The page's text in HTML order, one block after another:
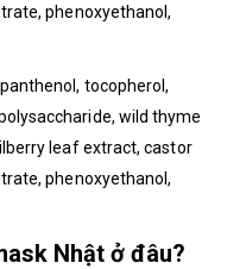
phenoxyethanol,
tocopherol,
wild thyme
leaf extract, castor
phenoxyethanol,
Nhật ở đâu?